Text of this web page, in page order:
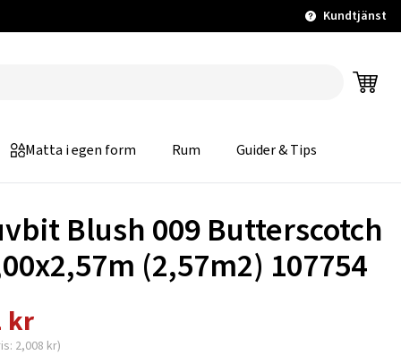
Kundtjänst
Matta i egen form Rum Guider & Tips
Blush 009 Butterscotch
(2,57m2) 107754
kr
2,008 kr)